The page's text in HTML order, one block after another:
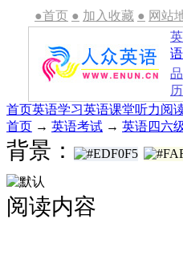
●首页 ● 加入收藏 ● 网站
语
历
首页英语学习英语课堂听力阅
首页 → 英语考试 → 英语四六
背景：
阅读内容